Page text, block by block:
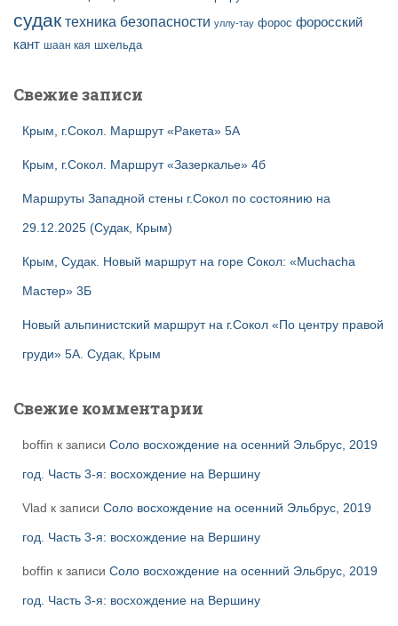
судак техника безопасности уллу-тау форос форосский
кант шаан кая шхельда
Свежие записи
Крым, г.Сокол. Маршрут «Ракета» 5А
Крым, г.Сокол. Маршрут «Зазеркалье» 4б
Маршруты Западной стены г.Сокол по состоянию на
29.12.2025 (Судак, Крым)
Крым, Судак. Новый маршрут на горе Сокол: «Muchacha
Мастер» 3Б
Новый альпинистский маршрут на г.Сокол «По центру правой
груди» 5А. Судак, Крым
Свежие комментарии
boffin к записи Соло восхождение на осенний Эльбрус, 2019
год. Часть 3-я: восхождение на Вершину
Vlad к записи Соло восхождение на осенний Эльбрус, 2019
год. Часть 3-я: восхождение на Вершину
boffin к записи Соло восхождение на осенний Эльбрус, 2019
год. Часть 3-я: восхождение на Вершину